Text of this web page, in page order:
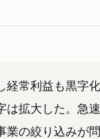
経常利益も黒字
は拡大した。急
業の絞り込みが